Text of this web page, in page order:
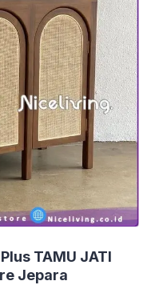
TAMU JATI
Jepara